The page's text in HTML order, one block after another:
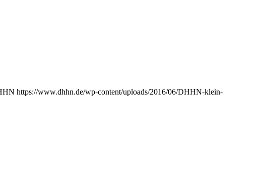
https://www.dhhn.de/wp-content/uploads/2016/06/DHHN-klein-